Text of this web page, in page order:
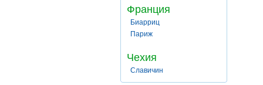
Франция
Биарриц
Париж
Чехия
Славичин